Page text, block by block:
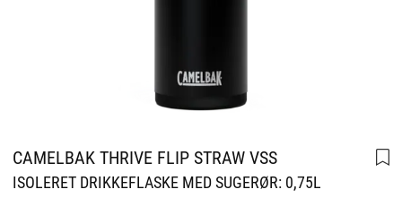
CAMELBAK THRIVE FLIP STRAW VSS
ISOLERET DRIKKEFLASKE MED SUGERØR: 0,75L